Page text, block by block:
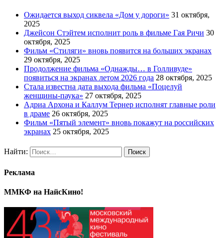
Ожидается выход сиквела «Дом у дороги» 31 октября,
2025
Джейсон Стэйтем исполнит роль в фильме Гая Ричи 30
октября, 2025
Фильм «Стиляги» вновь появится на больших экранах
29 октября, 2025
Продолжение фильма «Однажды… в Голливуде»
появиться на экранах летом 2026 года 28 октября, 2025
Стала известна дата выхода фильма «Поцелуй
женщины-паука» 27 октября, 2025
Адриа Архона и Каллум Тернер исполнят главные роли
в драме 26 октября, 2025
Фильм «Пятый элемент» вновь покажут на российских
экранах 25 октября, 2025
Найти:
Реклама
ММКФ на НайсКино!